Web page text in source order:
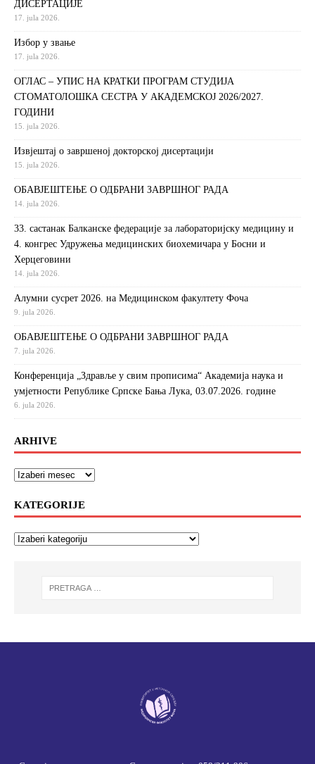
ДИСЕРТАЦИЈЕ
17. jula 2026.
Избор у звање
17. jula 2026.
ОГЛАС – УПИС НА КРАТКИ ПРОГРАМ СТУДИЈА
СТОМАТОЛОШКА СЕСТРА У АКАДЕМСКОЈ 2026/2027.
ГОДИНИ
15. jula 2026.
Извjeштaj o зaвршeнoj дoктoрскoj дисeртaциjи
15. jula 2026.
ОБАВЈЕШТЕЊЕ О ОДБРАНИ ЗАВРШНОГ РАДА
14. jula 2026.
33. састанак Балканске федерације за лабораторијску медицину и
4. конгрес Удружења медицинских биохемичара у Босни и
Херцеговини
14. jula 2026.
Алумни сусрет 2026. на Медицинском факултету Фоча
9. jula 2026.
ОБАВЈЕШТЕЊЕ О ОДБРАНИ ЗАВРШНОГ РАДА
7. jula 2026.
Конференција „Здравље у свим прописима“ Академија наука и
умјетности Републике Српске Бања Лука, 03.07.2026. године
6. jula 2026.
ARHIVE
KATEGORIJE